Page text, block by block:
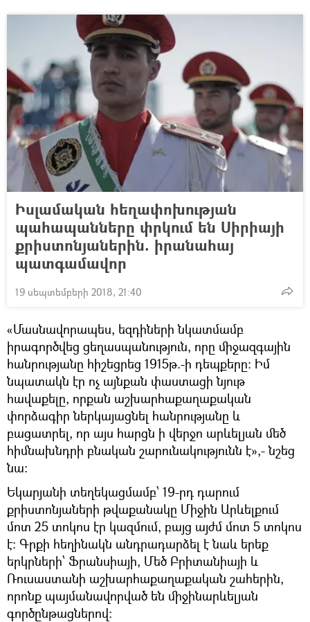
Իսլամական հեղափոխության
պահապանները փրկում են Սիրիայի
քրիստոնյաներին. իրանահայ
պատգամավոր
19 սեպտեմբերի 2018, 21:40
«Մասնավորապես, եզդիների նկատմամբ
իրագործվեց ցեղասպանություն, որը միջազգային
հանրությանը հիշեցրեց 1915թ.-ի դեպքերը: Իմ
նպատակն էր ոչ այնքան փաստացի նյութ
հավաքելը, որքան աշխարհաքաղաքական
փորձագիր ներկայացնել հանրությանը և
բացատրել, որ այս հարցն ի վերջո արևելյան մեծ
հիմնախնդրի բնական շարունակությունն է»,- նշեց
նա:
Եկարյանի տեղեկացմամբ՝ 19-րդ դարում
քրիստոնյաների թվաքանակը Միջին Արևելքում
մոտ 25 տոկոս էր կազմում, բայց այժմ մոտ 5 տոկոս
է: Գրքի հեղինակն անդրադարձել է նաև երեք
երկրների՝ Ֆրանսիայի, Մեծ Բրիտանիայի և
Ռուսաստանի աշխարհաքաղաքական շահերին,
որոնք պայմանավորված են միջինարևելյան
գործընթացներով: